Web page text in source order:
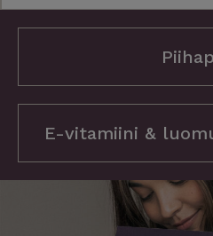
E-vitamiini &